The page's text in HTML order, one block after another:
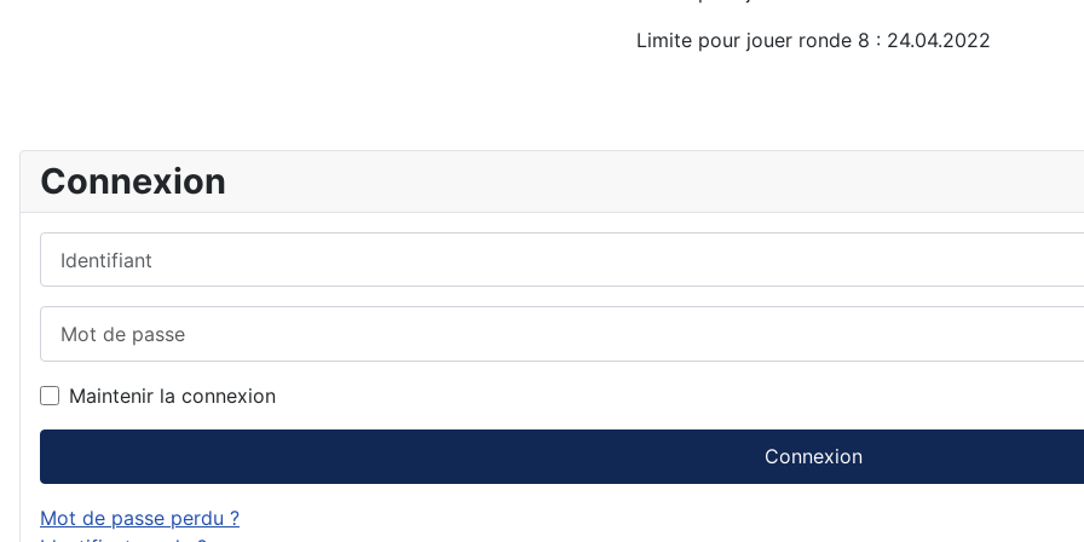
Limite pour jouer ronde 8 : 24.04.2022
Connexion
Maintenir la connexion
Connexion
Mot de passe perdu ?